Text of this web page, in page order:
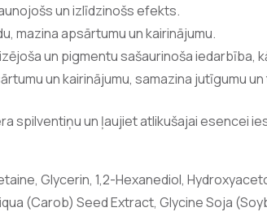
un izlīdzinošs efekts.
mazina apsārtumu un kairinājumu.
un pigmentu sašaurinoša iedarbība,
un kairinājumu, samazina jutīgumu
spilventiņu un ļaujiet atlikušajai esencei
Glycerin, 1,2-Hexanediol,
(Carob) Seed Extract, Glycine Soja